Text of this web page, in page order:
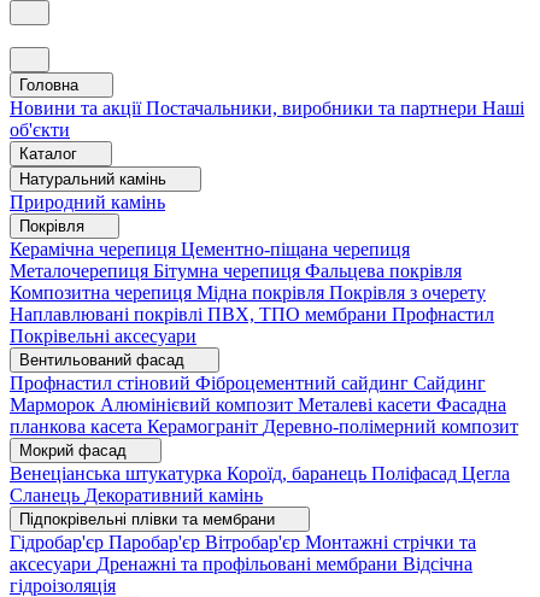
Головна
Новини та акціїПостачальники, виробники та партнери Наші
об'єкти
Каталог
Натуральний камінь
Природний камінь
Покрівля
Керамічна черепиця Цементно-піщана черепиця
Металочерепиця Бітумна черепиця Фальцева покрівля
Композитна черепиця Мідна покрівля Покрівля з очерету
Наплавлювані покрівлі ПВХ, ТПО мембрани Профнастил
Покрівельні аксесуари
Вентильований фасад
Профнастил стіновий Фіброцементний сайдинг Сайдинг
Марморок Алюмінієвий композит Металеві касети Фасадна
планкова касета Керамограніт Деревно-полімерний композит
Мокрий фасад
Венеціанська штукатурка Короїд, баранець Поліфасад Цегла
Сланець Декоративний камінь
Підпокрівельні плівки та мембрани
Гідробар'єр Паробар'єр Вітробар'єр Монтажні стрічки та
аксесуари Дренажні та профільовані мембрани Відсічна
гідроізоляція